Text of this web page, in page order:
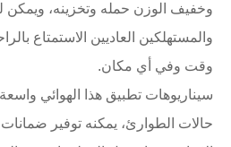
وخفيف الوزن حمله وتخزينه، ويمكن
والمستهلكين العاديين الاستمتاع
وقت وفي أي مكان.
سيناريوهات تطبيق هذا الهوائي
حالات الطوارئ، يمكنه توفير